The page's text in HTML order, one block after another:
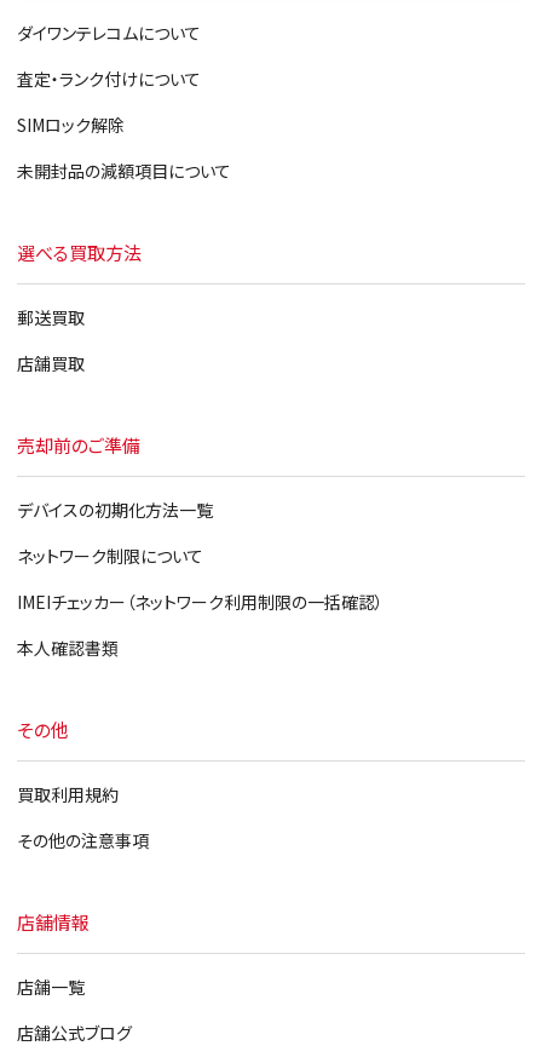
iPad 第5世代 2017
iPad 第4世代
iPad 第3世代
iPad2
ダイワンテレコムについて
査定・ランク付けについて
SIMロック解除
未開封品の減額項目について
選べる買取方法
郵送買取
店舗買取
売却前のご準備
デバイスの初期化方法一覧
ネットワーク制限について
IMEIチェッカー（ネットワーク利用制限の一括確認）
本人確認書類
その他
買取利用規約
その他の注意事項
店舗情報
店舗一覧
店舗公式ブログ